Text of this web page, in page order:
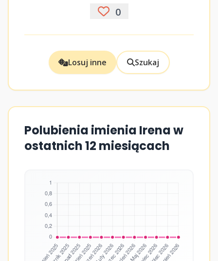
0
Losuj inne Szukaj
Polubienia imienia Irena w
ostatnich 12 miesiącach